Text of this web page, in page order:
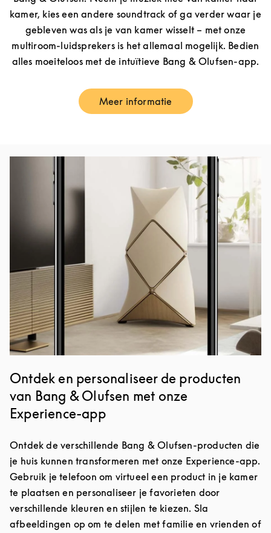
kamer, kies een andere soundtrack of ga verder waar je
gebleven was als je van kamer wisselt – met onze
multiroom-luidsprekers is het allemaal mogelijk. Bedien
alles moeiteloos met de intuïtieve Bang & Olufsen-app.
Meer informatieLink Opens in New Tab
Ontdek en personaliseer de producten
van Bang & Olufsen met onze
Experience-app
Ontdek de verschillende Bang & Olufsen-producten die
je huis kunnen transformeren met onze Experience-app.
Gebruik je telefoon om virtueel een product in je kamer
te plaatsen en personaliseer je favorieten door
verschillende kleuren en stijlen te kiezen. Sla
afbeeldingen op om te delen met familie en vrienden of